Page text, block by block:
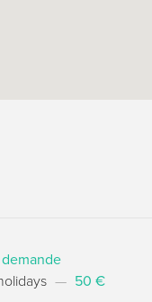
— 50 €